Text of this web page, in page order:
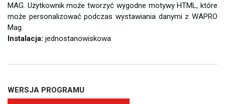
MAG. Użytkownik może tworzyć wygodne motywy HTML, które
może personalizować podczas wystawiania danymi z WAPRO
Mag.
Instalacja: jednostanowiskowa
WERSJA PROGRAMU